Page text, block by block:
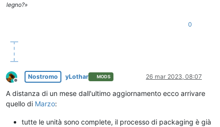
legno?»
0
Non in linea
Nostromo yLothar MODS 26 mar 2023, 08:07
A distanza di un mese dall'ultimo aggiornamento ecco arrivare
quello di Marzo:
tutte le unità sono complete, il processo di packaging è già